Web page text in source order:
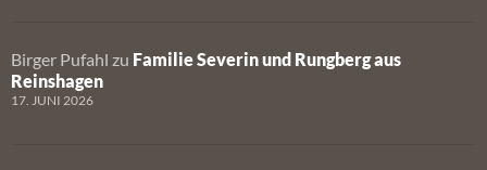
Birger Pufahl zu Familie Severin und Rungberg aus
Reinshagen
17. JUNI 2026